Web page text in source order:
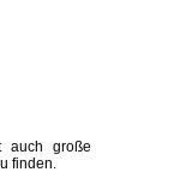
auch große
finden.